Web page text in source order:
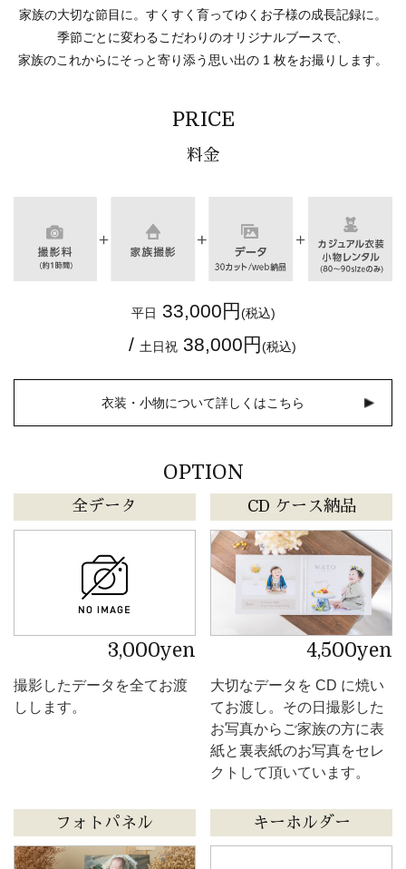
家族の大切な節目に。すくすく育ってゆくお子様の成長記録に。
季節ごとに変わるこだわりのオリジナルブースで、
家族のこれからにそっと寄り添う思い出の 1 枚をお撮りします。
PRICE
料金
平日 33,000円 (税込)
/ 土日祝 38,000円 (税込)
衣装・小物について詳しくはこちら
OPTION
全データ
3,000yen
撮影したデータを全てお渡
しします。
CD ケース納品
4,500yen
大切なデータを CD に焼い
てお渡し。その日撮影した
お写真からご家族の方に表
紙と裏表紙のお写真をセレ
クトして頂いています。
フォトパネル キーホルダー